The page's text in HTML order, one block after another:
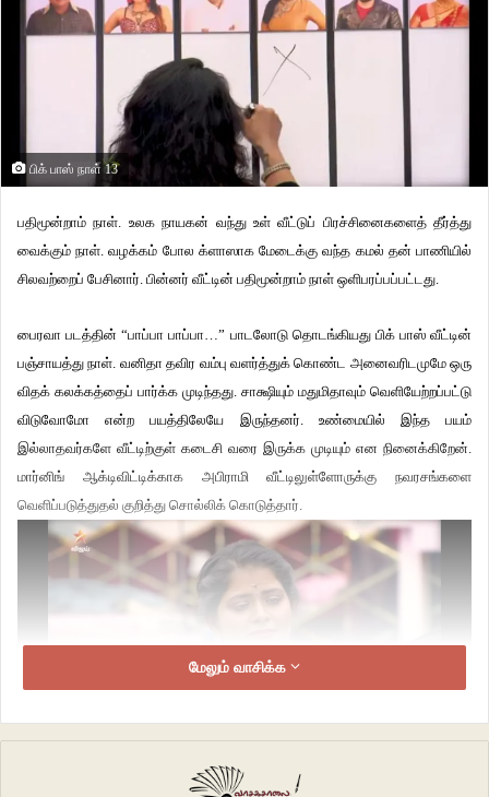
பிக் பாஸ் நாள் 13
பதிமூன்றாம் நாள். உலக நாயகன் வந்து உள் வீட்டுப் பிரச்சினைகளைத் தீர்த்து
வைக்கும் நாள். வழக்கம் போல க்ளாஸாக மேடைக்கு வந்த கமல் தன் பாணியில்
சிலவற்றைப் பேசினார். பின்னர் வீட்டின் பதிமூன்றாம் நாள் ஒளிபரப்பப்பட்டது.
பைரவா படத்தின் “பாப்பா பாப்பா…” பாடலோடு தொடங்கியது பிக் பாஸ் வீட்டின்
பஞ்சாயத்து நாள். வனிதா தவிர வம்பு வளர்த்துக் கொண்ட அனைவரிடமுமே ஒரு
விதக் கலக்கத்தைப் பார்க்க முடிந்தது. சாக்ஷியும் மதுமிதாவும் வெளியேற்றப்பட்டு
விடுவோமோ என்ற பயத்திலேயே இருந்தனர். உண்மையில் இந்த பயம்
இல்லாதவர்களே வீட்டிற்குள் கடைசி வரை இருக்க முடியும் என நினைக்கிறேன்.
மார்னிங் ஆக்டிவிட்டிக்காக அபிராமி வீட்டிலுள்ளோருக்கு நவரசங்களை
வெளிப்படுத்துதல் குறித்து சொல்லிக் கொடுத்தார்.
பிறகு புதிதாக இணைந்திருக்கும் அதிரடிக் கூட்டணியான வனிதாவும் மீராவும்
மேலும் வாசிக்க